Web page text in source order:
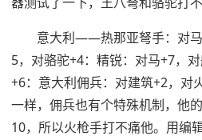
意大利——热那亚弩手：对
5，对骆驼+4：精锐：对马+7，
+6：意大利佣兵：对建筑+2，对
一样，佣兵也有个特殊机制，他
10，所以火枪手打不痛他。用编